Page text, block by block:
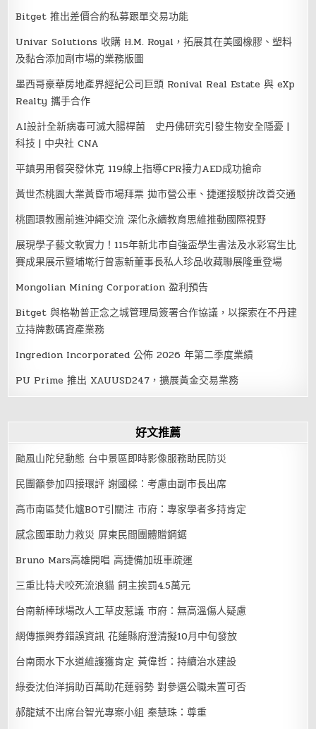
Bitget 推出差價合約私募跟單交易功能
Univar Solutions 收購 H.M. Royal，拓展其在美國橡膠、塑料
及黏合添加劑市場的業務版圖
墨西哥豪華房地產界經紀公司巨頭 Ronival Real Estate 與 eXp
Realty 攜手合作
AI設計全新病毒可滅大腸桿菌 史丹佛研究引發生物安全隱憂 |
科技 | 中央社 CNA
平鎮男用餐突發休克 119線上指導CPR接力AED成功搶命
黃世杰桃園大業黃昏市場拜票 拋市營公車、捷運接駁拚改善交通
桃園環教團前進沖繩交流 深化永續教育思維推動國際視野
展現學子藝文軟實力！115年新北市自強盃學生書法及水彩寫生比
賽成果展示暨埔墘行曾憲新董事長私人珍品收藏聯展隆重登場
Mongolian Mining Corporation 盈利預告
Bitget 與格勒普正念之城管理局簽署合作協議，以探索在不丹建
立持牌數碼資產業務
Ingredion Incorporated 公佈 2026 年第二季度業績
PU Prime 推出 XAUUSD247，擴展黃金交易業務
好文推薦
颱風山陀兒動態 台中景區即時影像服務助民防災
民團籲參加四接環評 謝國樑：考慮由副市長出席
高市南區焚化爐BOT引關注 市府：專家學者多持肯定
感念國軍助力救災 屏東民間團體贈鋼鋸
Bruno Mars高雄開唱 高捷備加班車疏運
三重比特犬咬死流浪貓 飼主挨罰4.5萬元
台南新棒球場改人工草皮惹議 市府：無高溫傷人疑慮
網傳振興券錯誤資訊 花蓮縣府澄清擬10月中旬發放
台南雨水下水道維護獲肯定 黃偉哲：持續治水建設
綠委沈伯洋捐助百萬助花蓮弱勢 對參選公職未置可否
郝龍斌不出席台智光專案小組 秦慧珠：尊重